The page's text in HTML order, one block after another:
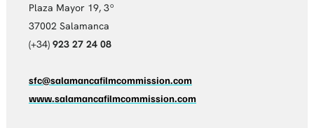
Plaza Mayor 19, 3º
37002 Salamanca
(+34) 923 27 24 08
sfc@salamancafilmcommission.com
www.salamancafilmcommission.com